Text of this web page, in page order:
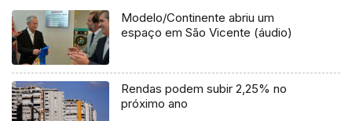
Modelo/Continente abriu um
espaço em São Vicente (áudio)
Rendas podem subir 2,25% no
próximo ano